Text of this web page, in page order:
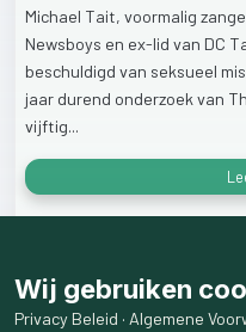
Michael Tait, voormalig
Newsboys en ex-lid van DC
beschuldigd van seksueel
jaar durend onderzoek van
vijftig...
Wij gebruiken
Privacy Beleid · Algemene